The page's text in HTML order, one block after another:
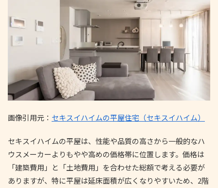
画像引用元： セキスイハイムの平屋住宅（セキスイハイム）
セキスイハイムの平屋は、性能や品質の高さから一般的なハ
ウスメーカーよりもやや高めの価格帯に位置します。価格は
「建築費用」と「土地費用」を合わせた総額で考える必要が
ありますが、特に平屋は延床面積が広くなりやすいため、2階